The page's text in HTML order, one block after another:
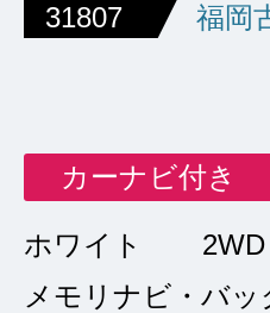
31807 福岡
カーナビ付き
ホワイト 2WD
メモリナビ・バ